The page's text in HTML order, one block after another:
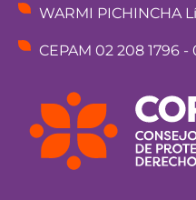
WARMI PICHINCHA
CEPAM 02 208 1796 -